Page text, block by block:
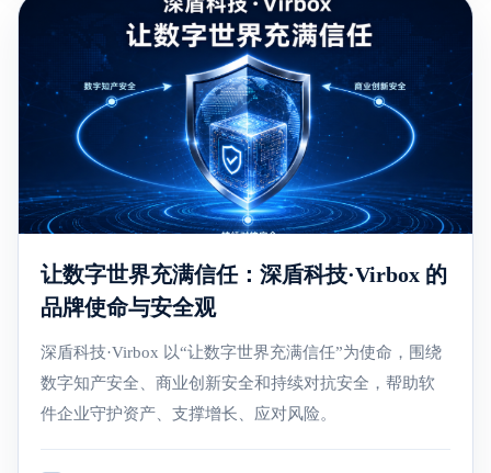
让数字世界充满信任：深盾科技·Virbox 的
品牌使命与安全观
深盾科技·Virbox 以“让数字世界充满信任”为使命，围绕
数字知产安全、商业创新安全和持续对抗安全，帮助软
件企业守护资产、支撑增长、应对风险。